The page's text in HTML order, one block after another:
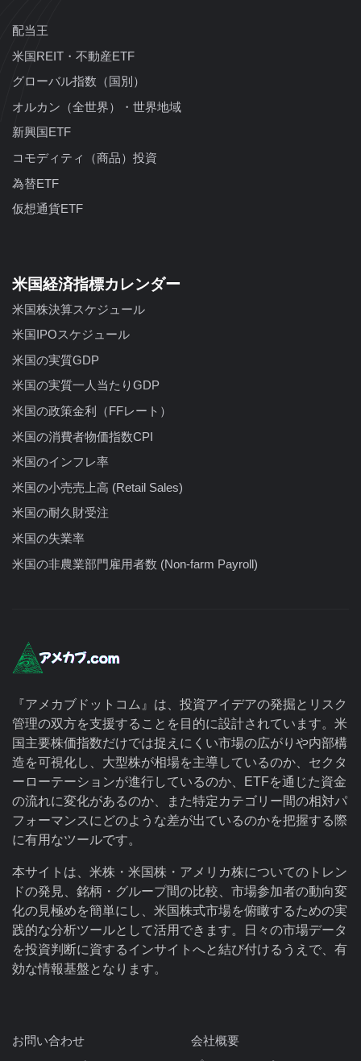
配当王
米国REIT・不動産ETF
グローバル指数（国別）
オルカン（全世界）・世界地域
新興国ETF
コモディティ（商品）投資
為替ETF
仮想通貨ETF
米国経済指標カレンダー
米国株決算スケジュール
米国IPOスケジュール
米国の実質GDP
米国の実質一人当たりGDP
米国の政策金利（FFレート）
米国の消費者物価指数CPI
米国のインフレ率
米国の小売売上高 (Retail Sales)
米国の耐久財受注
米国の失業率
米国の非農業部門雇用者数 (Non-farm Payroll)
『アメカブドットコム』は、投資アイデアの発掘とリスク
管理の双方を支援することを目的に設計されています。米
国主要株価指数だけでは捉えにくい市場の広がりや内部構
造を可視化し、大型株が相場を主導しているのか、セクタ
ーローテーションが進行しているのか、ETFを通じた資金
の流れに変化があるのか、また特定カテゴリー間の相対パ
フォーマンスにどのような差が出ているのかを把握する際
に有用なツールです。
本サイトは、米株・米国株・アメリカ株についてのトレン
ドの発見、銘柄・グループ間の比較、市場参加者の動向変
化の見極めを簡単にし、米国株式市場を俯瞰するための実
践的な分析ツールとして活用できます。日々の市場データ
を投資判断に資するインサイトへと結び付けるうえで、有
効な情報基盤となります。
お問い合わせ
会社概要